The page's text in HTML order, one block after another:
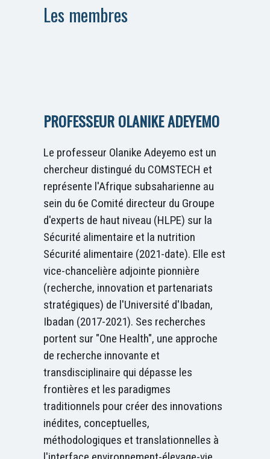
Les membres
PROFESSEUR OLANIKE ADEYEMO
Le professeur Olanike Adeyemo est un
chercheur distingué du COMSTECH et
représente l'Afrique subsaharienne au
sein du 6e Comité directeur du Groupe
d'experts de haut niveau (HLPE) sur la
Sécurité alimentaire et la nutrition
Sécurité alimentaire (2021-date). Elle est
vice-chancelière adjointe pionnière
(recherche, innovation et partenariats
stratégiques) de l'Université d'Ibadan,
Ibadan (2017-2021). Ses recherches
portent sur "One Health", une approche
de recherche innovante et
transdisciplinaire qui dépasse les
frontières et les paradigmes
traditionnels pour créer des innovations
inédites, conceptuelles,
méthodologiques et translationnelles à